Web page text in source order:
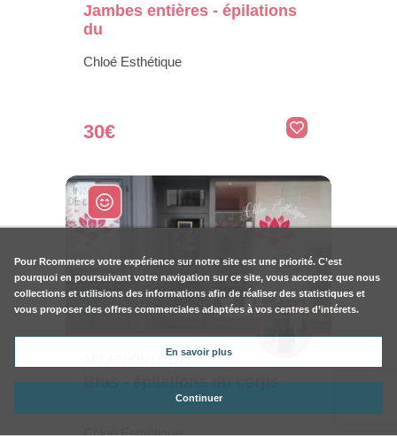
Jambes entières - épilations
du
Chloé Esthétique
30€
Bras - épilations du corps
Chloé Esthétique
Pour Rcommerce votre expérience sur notre site est une priorité. C’est
pourquoi en poursuivant votre navigation sur ce site, vous acceptez que nous
collections et utilisions des informations afin de réaliser des statistiques et
vous proposer des offres commerciales adaptées à vos centres d’intérets.
En savoir plus
Continuer